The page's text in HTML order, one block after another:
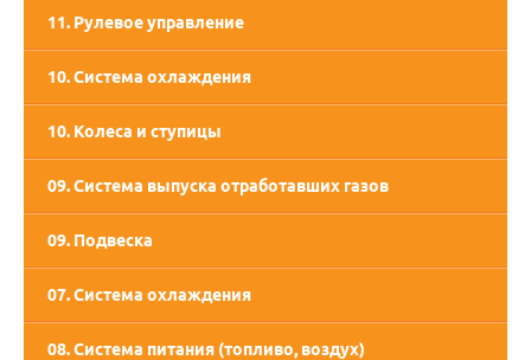
11. Рулевое управление
10. Система охлаждения
10. Колеса и ступицы
09. Система выпуска отработавших газов
09. Подвеска
07. Система охлаждения
08. Система питания (топливо, воздух)